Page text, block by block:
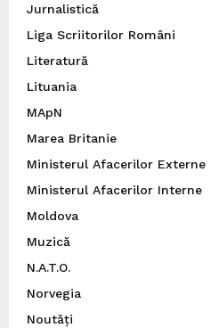
Jurnalistică
Liga Scriitorilor Români
Literatură
Lituania
MApN
Marea Britanie
Ministerul Afacerilor Externe
Ministerul Afacerilor Interne
Moldova
Muzică
N.A.T.O.
Norvegia
Noutăți